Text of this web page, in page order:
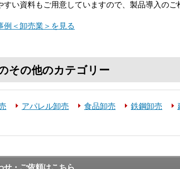
すい資料もご用意していますので、製品導入のご
例＜卸売業＞を見る
その他のカテゴリー
アパレル卸売 食品卸売 鉄鋼卸売